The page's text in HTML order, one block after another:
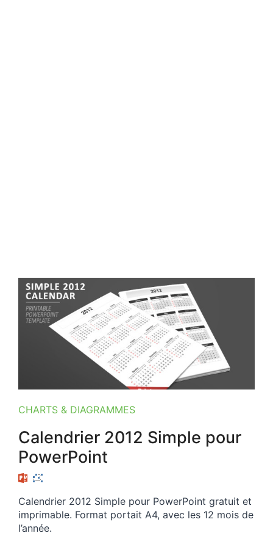
CHARTS & DIAGRAMMES
Calendrier 2012 Simple pour
PowerPoint
Calendrier 2012 Simple pour PowerPoint gratuit et
imprimable. Format portait A4, avec les 12 mois de
l’année.